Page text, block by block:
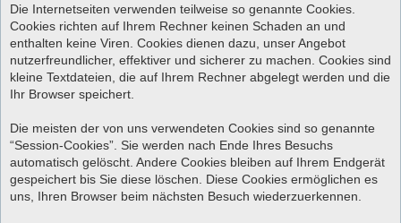
Die Internetseiten verwenden teilweise so genannte Cookies.
Cookies richten auf Ihrem Rechner keinen Schaden an und
enthalten keine Viren. Cookies dienen dazu, unser Angebot
nutzerfreundlicher, effektiver und sicherer zu machen. Cookies sind
kleine Textdateien, die auf Ihrem Rechner abgelegt werden und die
Ihr Browser speichert.
Die meisten der von uns verwendeten Cookies sind so genannte
“Session-Cookies”. Sie werden nach Ende Ihres Besuchs
automatisch gelöscht. Andere Cookies bleiben auf Ihrem Endgerät
gespeichert bis Sie diese löschen. Diese Cookies ermöglichen es
uns, Ihren Browser beim nächsten Besuch wiederzuerkennen.